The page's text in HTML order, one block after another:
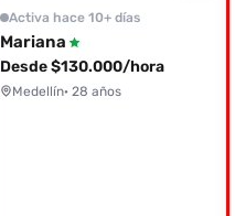
Activa hace 10+ días
Mariana
Desde $130.000/hora
Medellín· 28 años